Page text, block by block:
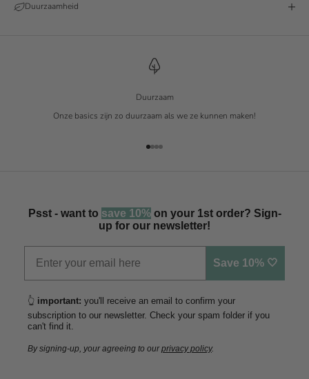
Duurzaamheid
Duurzaam
Onze basics zijn zo duurzaam als we ze kunnen maken!
Naar artikel 1
Naar artikel 2
Naar artikel 3
Naar artikel 4
Psst - want to save 10%on your 1st order? Sign-
up for our newsletter!
Save 10% 🤍
👆 important: you'll receive an email to confirm your
subscription to our newsletter. Check your spam folder if you
can't find it.
By signing-up, your agreeing to ourprivacy policy.